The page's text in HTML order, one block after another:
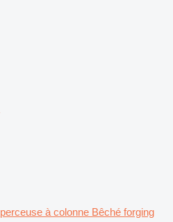
perceuse à colonne Bêché forging